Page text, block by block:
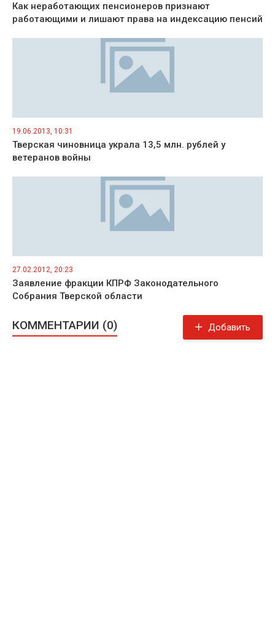
Как неработающих пенсионеров признают
работающими и лишают права на индексацию пенсий
19.06.2013, 10:31
Тверская чиновница украла 13,5 млн. рублей у
ветеранов войны
27.02.2012, 20:23
Заявление фракции КПРФ Законодательного
Собрания Тверской области
КОММЕНТАРИИ (0) Добавить